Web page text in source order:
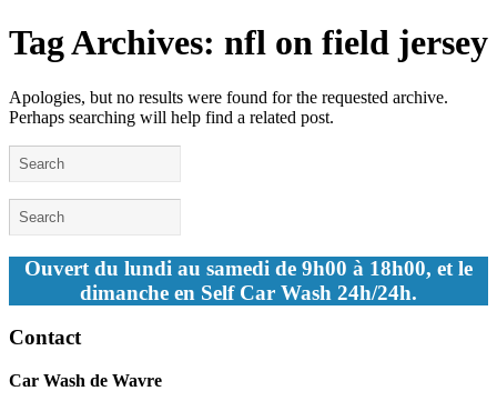
Tag Archives: nfl on field jersey
Apologies, but no results were found for the requested archive.
Perhaps searching will help find a related post.
Ouvert du lundi au samedi de 9h00 à 18h00, et le
dimanche en Self Car Wash 24h/24h.
Contact
Car Wash de Wavre